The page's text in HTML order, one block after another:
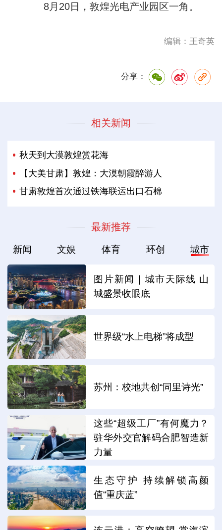
8月20日，敦煌光电产业园区一角。
编辑：王奇英
分享：
相关新闻
秋天到大漠敦煌赏花海
【大美甘肃】敦煌：大漠朝霞醉游人
甘肃敦煌首次通过铁海联运出口石棉
最新推荐
新闻 文娱 体育 环创 城市
图片新闻｜城市天际线 山
城盛景收眼底
世界级“水上电梯”将成型
苏州：校地共创“同里诗光”
这些“超级工厂”有何魔力？
驻华外交官解码合肥智造新
力量
生态守护 持续解锁高颜
值“重庆蓝”